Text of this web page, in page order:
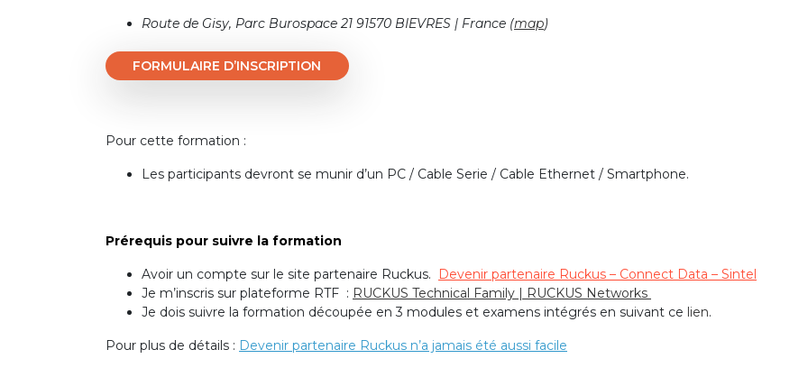
Route de Gisy, Parc Burospace 21 91570 BIEVRES | France (map)
FORMULAIRE D’INSCRIPTION
Pour cette formation :
Les participants devront se munir d’un PC / Cable Serie / Cable Ethernet / Smartphone.
Prérequis pour suivre la formation
Avoir un compte sur le site partenaire Ruckus.
Devenir partenaire Ruckus – Connect Data – Sintel
Je m’inscris sur plateforme RTF : RUCKUS Technical Family | RUCKUS Networks
Je dois suivre la formation découpée en 3 modules et examens intégrés en suivant ce lien.
Pour plus de détails : Devenir partenaire Ruckus n’a jamais été aussi facile